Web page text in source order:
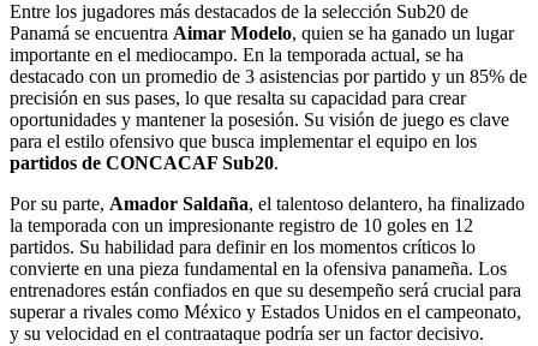
Entre los jugadores más destacados de la selección Sub20 de
Panamá se encuentra Aimar Modelo, quien se ha ganado un lugar
importante en el mediocampo. En la temporada actual, se ha
destacado con un promedio de 3 asistencias por partido y un 85% de
precisión en sus pases, lo que resalta su capacidad para crear
oportunidades y mantener la posesión. Su visión de juego es clave
para el estilo ofensivo que busca implementar el equipo en los
partidos de CONCACAF Sub20.
Por su parte, Amador Saldaña, el talentoso delantero, ha finalizado
la temporada con un impresionante registro de 10 goles en 12
partidos. Su habilidad para definir en los momentos críticos lo
convierte en una pieza fundamental en la ofensiva panameña. Los
entrenadores están confiados en que su desempeño será crucial para
superar a rivales como México y Estados Unidos en el campeonato,
y su velocidad en el contraataque podría ser un factor decisivo.